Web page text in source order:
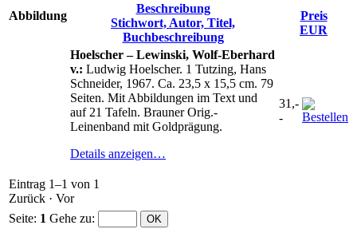
Abbildung
Beschreibung
Stichwort, Autor, Titel,
Buchbeschreibung
Preis
EUR
Hoelscher – Lewinski, Wolf-Eberhard
v.: Ludwig Hoelscher. 1 Tutzing, Hans
Schneider, 1967. Ca. 23,5 x 15,5 cm. 79
Seiten. Mit Abbildungen im Text und
auf 21 Tafeln. Brauner Orig.-
Leinenband mit Goldprägung.
Details anzeigen…
31,-
-
Eintrag 1–1 von 1
Zurück · Vor
Seite: 1 Gehe zu: